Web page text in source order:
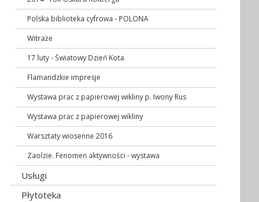
Polska biblioteka cyfrowa - POLONA
Witraże
17 luty - Światowy Dzień Kota
Flamandzkie impresje
Wystawa prac z papierowej wikliny p. Iwony Rus
Wystawa prac z papierowej wikliny
Warsztaty wiosenne 2016
Zaolzie. Fenomen aktywności - wystawa
Usługi
Płytoteka